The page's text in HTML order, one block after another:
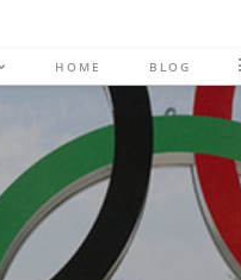
HOME BLOG